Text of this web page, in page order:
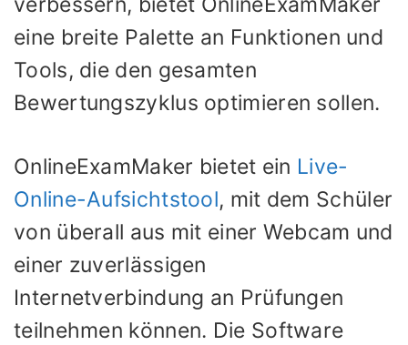
eine breite Palette an Funktionen und
Tools, die den gesamten
Bewertungszyklus optimieren sollen.
OnlineExamMaker bietet ein Live-
Online-Aufsichtstool, mit dem Schüler
von überall aus mit einer Webcam und
einer zuverlässigen
Internetverbindung an Prüfungen
teilnehmen können. Die Software